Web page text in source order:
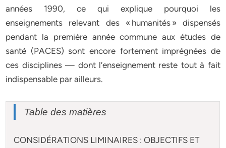
années 1990, ce qui explique pourquoi les
enseignements relevant des « humanités » dispensés
pendant la première année commune aux études de
santé (PACES) sont encore fortement imprégnées de
ces disciplines — dont l’enseignement reste tout à fait
indispensable par ailleurs.
Table des matières
CONSIDÉRATIONS LIMINAIRES : OBJECTIFS ET